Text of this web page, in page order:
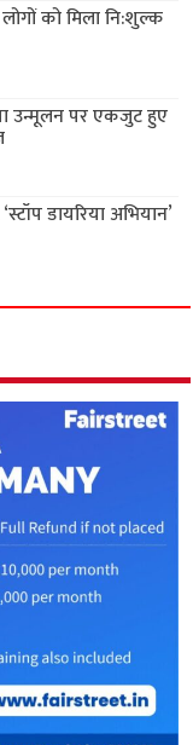
को मिला नि:शुल्क
उन्मूलन पर एकजुट हुए
डायरिया अभियान’